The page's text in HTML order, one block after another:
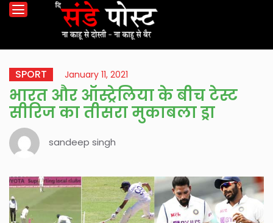
SPORT January 11, 2021
भारत और ऑस्ट्रेलिया के बीच टेस्ट
सीरिज का तीसरा मुकाबला ड्रा
sandeep singh